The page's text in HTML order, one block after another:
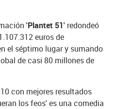
'Plantet 51'redondeó
euros de
el séptimo lugar y sumando
de casi 80 millones de
con mejores resultados
los feos' es una comedia